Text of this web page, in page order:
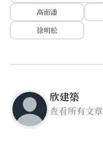
高而潘
徐明松
欣建築
查看所有文章